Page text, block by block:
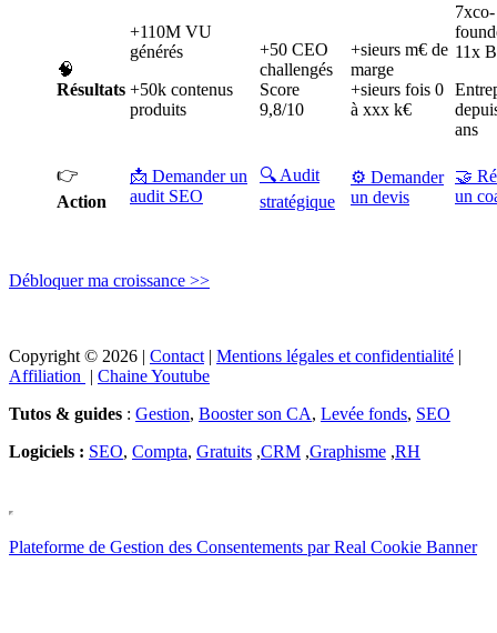
🧠
Résultats
+110M VU
générés
+50k contenus
produits
+50 CEO
challengés
Score
9,8/10
+sieurs m€ de
marge
+sieurs fois 0
à xxx k€
7xco-
11x
ans
👉
Action
📩 Demander un
audit SEO
🔍 Audit
stratégique
⚙️ Demander
un devis
🤝
un
Débloquer ma croissance >>
Copyright © 2026 | Contact | Mentions légales et confidentialité |
Affiliation | Chaine Youtube
Tutos & guides : Gestion, Booster son CA, Levée fonds, SEO
Logiciels : SEO, Compta, Gratuits ,CRM ,Graphisme ,RH
Plateforme de Gestion des Consentements par Real Cookie Banner